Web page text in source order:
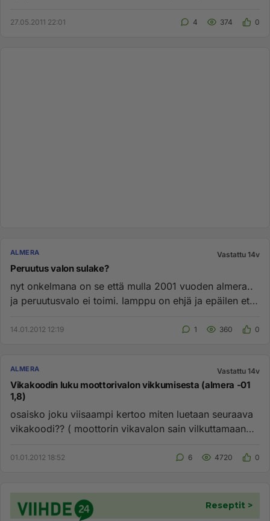
27.05.2011 22:01 4 374 0
ALMERA Vastattu 14v
Peruutus valon sulake?
nyt onkelmana on se että mulla 2001 vuoden almera..
ja peruutusvalo ei toimi. lamppu on ehjä ja epäilen että
14.01.2012 12:19 1 360 0
ALMERA Vastattu 14v
Vikakoodin luku moottorivalon vikkumisesta (almera -01
1,8)
osaisko joku viisaampi kertoo miten luetaan seuraava
vikakoodi?? ( moottorin vikavalon sain vilkuttamaan
01.01.2012 18:52 6 4720 0